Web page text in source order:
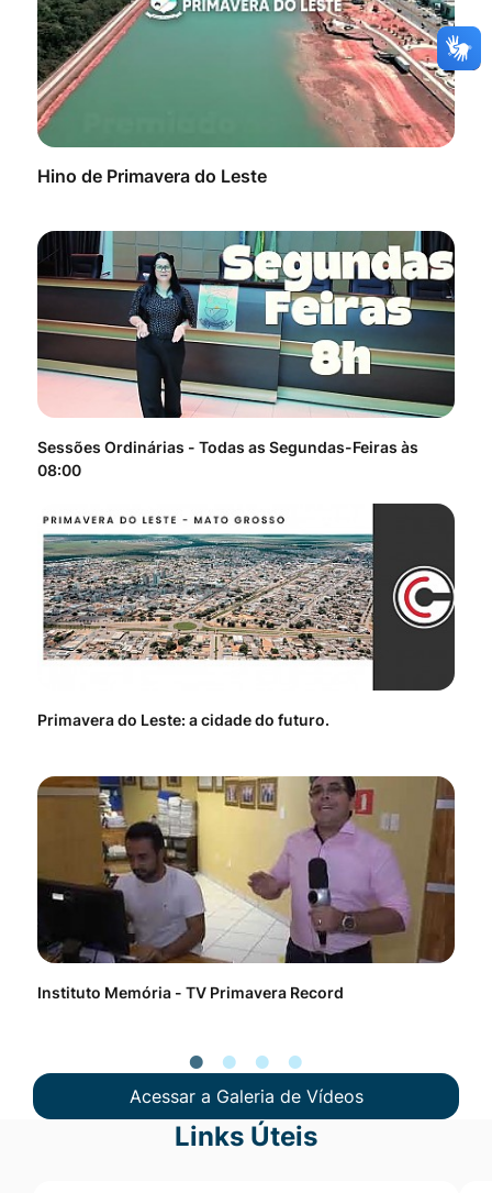
Hino de Primavera do Leste
Sessões Ordinárias - Todas as Segundas-Feiras às
08:00
Primavera do Leste: a cidade do futuro.
Instituto Memória - TV Primavera Record
Acessar a Galeria de Vídeos
Seção Links ÚteisLinks Úteis